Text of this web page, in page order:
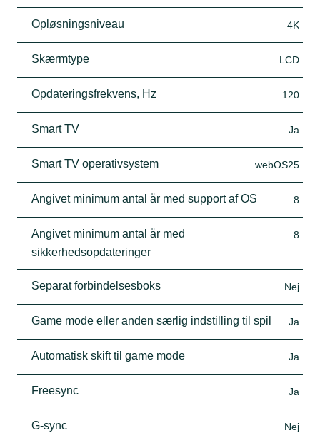
Opløsningsniveau 4K
Skærmtype LCD
Opdateringsfrekvens, Hz 120
Smart TV Ja
Smart TV operativsystem webOS25
Angivet minimum antal år med support af OS 8
Angivet minimum antal år med
sikkerhedsopdateringer
8
Separat forbindelsesboks Nej
Game mode eller anden særlig indstilling til spil Ja
Automatisk skift til game mode Ja
Freesync Ja
G-sync Nej